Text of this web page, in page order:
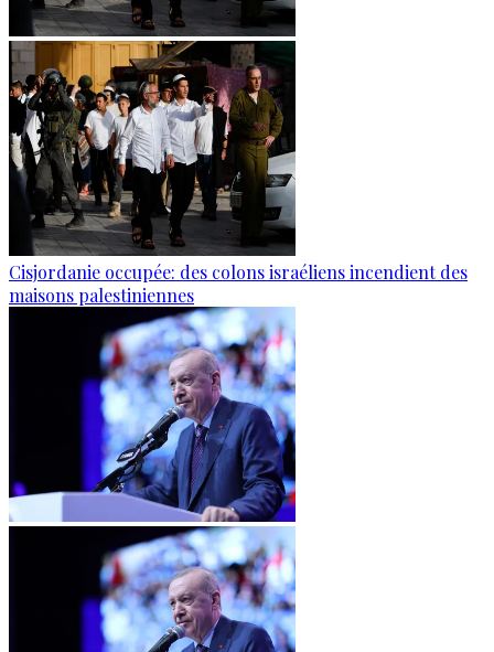
Cisjordanie occupée: des colons israéliens incendient des
maisons palestiniennes